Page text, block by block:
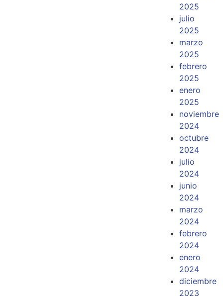
2025
julio
2025
marzo
2025
febrero
2025
enero
2025
noviembre
2024
octubre
2024
julio
2024
junio
2024
marzo
2024
febrero
2024
enero
2024
diciembre
2023